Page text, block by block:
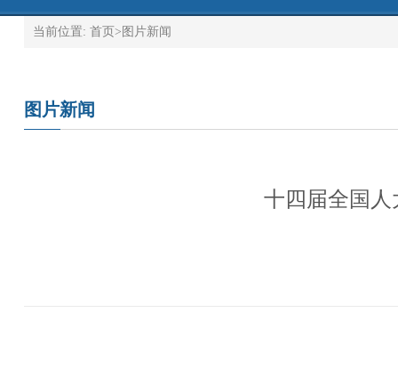
当前位置: 首页 > 图片新闻
图片新闻
十四届全国